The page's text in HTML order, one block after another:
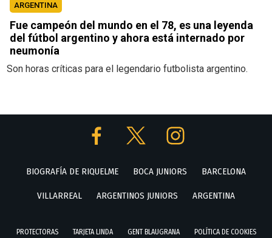
ARGENTINA
Fue campeón del mundo en el 78, es una leyenda
del fútbol argentino y ahora está internado por
neumonía
Son horas críticas para el legendario futbolista argentino.
BIOGRAFÍA DE RIQUELME BOCA JUNIORS BARCELONA
VILLARREAL ARGENTINOS JUNIORS ARGENTINA
PROTECTORAS TARJETA LINDA GENT BLAUGRANA POLÍTICA DE COOKIES